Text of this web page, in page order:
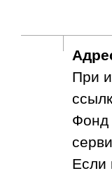
При
Фонд
Если